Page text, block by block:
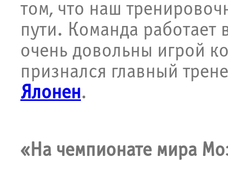
том, что наш
пути. Команда работает
очень довольны игрой
признался главный
Ялонен.
«На чемпионате мира